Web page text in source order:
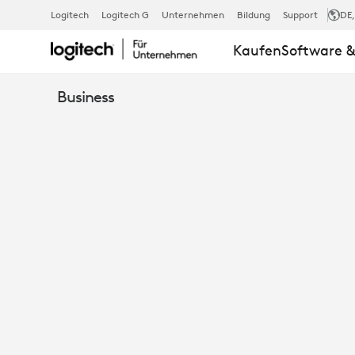
RALLY
ULTRA-
Logitech Logitech G Unternehmen Bildung Support DE
KaufenSoftware
Business